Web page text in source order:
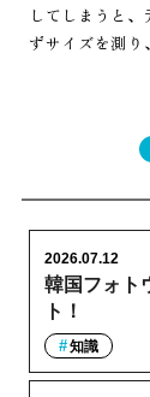
してしまうと
ずサイズを測り
韓国フォト
ト！
2026.07.12
知識